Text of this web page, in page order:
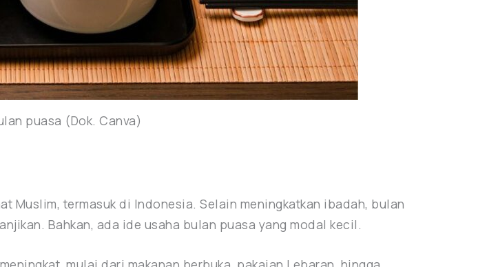
puasa (Dok. Canva)
Muslim, termasuk di Indonesia. Selain meningkatkan ibadah, bulan
Bahkan, ada ide usaha bulan puasa yang modal kecil.